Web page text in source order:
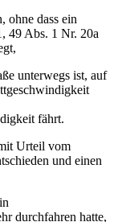
ohne dass ein
49 Abs. 1 Nr. 20a
unterwegs ist, auf
fährt.
Urteil vom
und einen
durchfahren hatte,